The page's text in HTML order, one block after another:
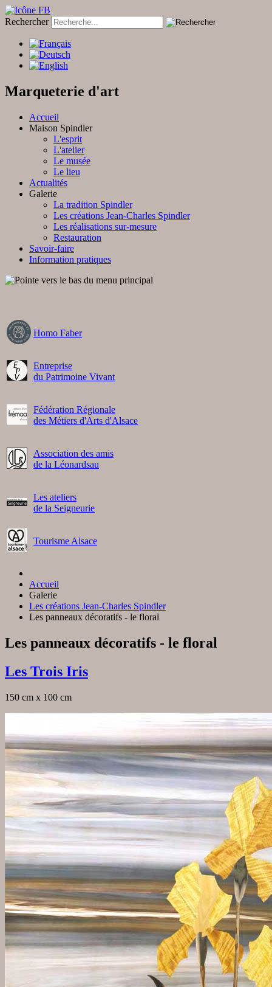
Rechercher
Marqueterie d'art
Accueil
Maison Spindler
L'esprit
L'atelier
Le musée
Le lieu
Actualités
Galerie
La tradition Spindler
Les créations Jean-Charles Spindler
Les réalisations sur-mesure
Restauration
Savoir-faire
Information pratiques
Homo Faber
Entreprise
du Patrimoine Vivant
Fédération Régionale
des Métiers d'Arts d'Alsace
Association des amis
de la Léonardsau
Les ateliers
de la Seigneurie
Tourisme Alsace
Accueil
Galerie
Les créations Jean-Charles Spindler
Les panneaux décoratifs - le floral
Les panneaux décoratifs - le floral
Les Trois Iris
150 cm x 100 cm